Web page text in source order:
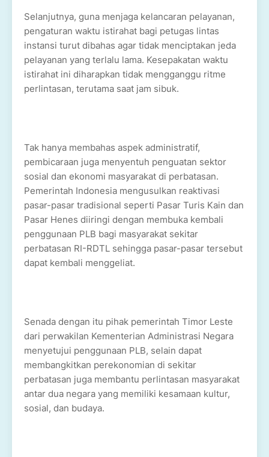
Selanjutnya, guna menjaga kelancaran pelayanan,
pengaturan waktu istirahat bagi petugas lintas
instansi turut dibahas agar tidak menciptakan jeda
pelayanan yang terlalu lama. Kesepakatan waktu
istirahat ini diharapkan tidak mengganggu ritme
perlintasan, terutama saat jam sibuk.
Tak hanya membahas aspek administratif,
pembicaraan juga menyentuh penguatan sektor
sosial dan ekonomi masyarakat di perbatasan.
Pemerintah Indonesia mengusulkan reaktivasi
pasar-pasar tradisional seperti Pasar Turis Kain dan
Pasar Henes diiringi dengan membuka kembali
penggunaan PLB bagi masyarakat sekitar
perbatasan RI-RDTL sehingga pasar-pasar tersebut
dapat kembali menggeliat.
Senada dengan itu pihak pemerintah Timor Leste
dari perwakilan Kementerian Administrasi Negara
menyetujui penggunaan PLB, selain dapat
membangkitkan perekonomian di sekitar
perbatasan juga membantu perlintasan masyarakat
antar dua negara yang memiliki kesamaan kultur,
sosial, dan budaya.